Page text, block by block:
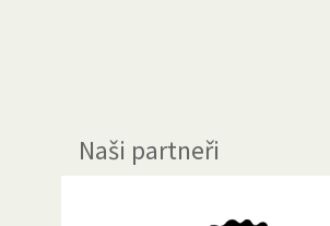
Naši partneři